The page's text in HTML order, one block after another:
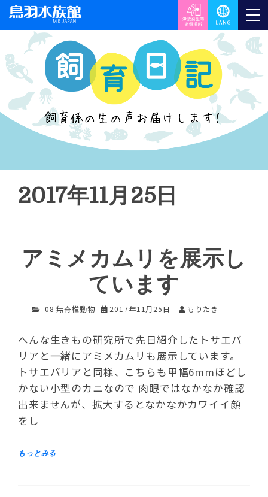
2017年11月25日
アミメカムリを展示し
ています
08 無脊椎動物 2017年11月25日 もりたき
へんな生きもの研究所で先日紹介したトサエバ
リアと一緒にアミメカムリも展示しています。
トサエバリアと同様、こちらも甲幅6mmほどし
かない小型のカニなので 肉眼ではなかなか確認
出来ませんが、拡大するとなかなかカワイイ顔
をし